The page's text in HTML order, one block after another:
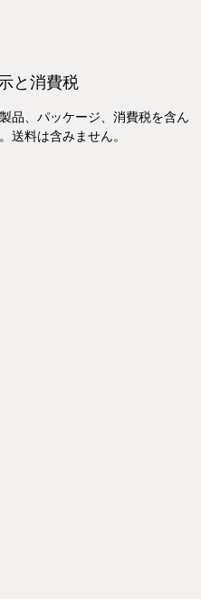
と消費税
品、パッケージ、消費税を含ん
送料は含みません。